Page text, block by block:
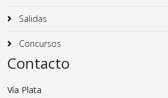
Salidas
Concursos
Contacto
Vía Plata